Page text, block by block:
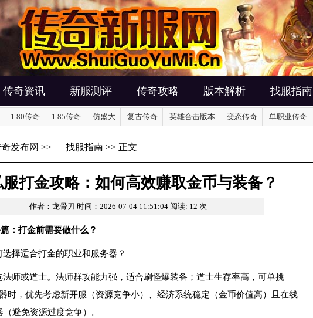
传奇资讯 新服测评 传奇攻略 版本解析 找服指南
1.80传奇 1.85传奇 仿盛大 复古传奇 英雄合击版本 变态传奇 单职业传奇
发布网 >> 找服指南 >> 正文
打金攻略：如何高效赚取金币与装备？
作者：龙骨刀 时间：2026-07-04 11:51:04 阅读: 12 次
：打金前需要做什么？
择适合打金的职业和服务器？
法师或道士。法师群攻能力强，适合刷怪爆装备；道士生存率高，可单挑
时，优先考虑新开服（资源竞争小）、经济系统稳定（金币价值高）且在线
避免资源过度竞争）。